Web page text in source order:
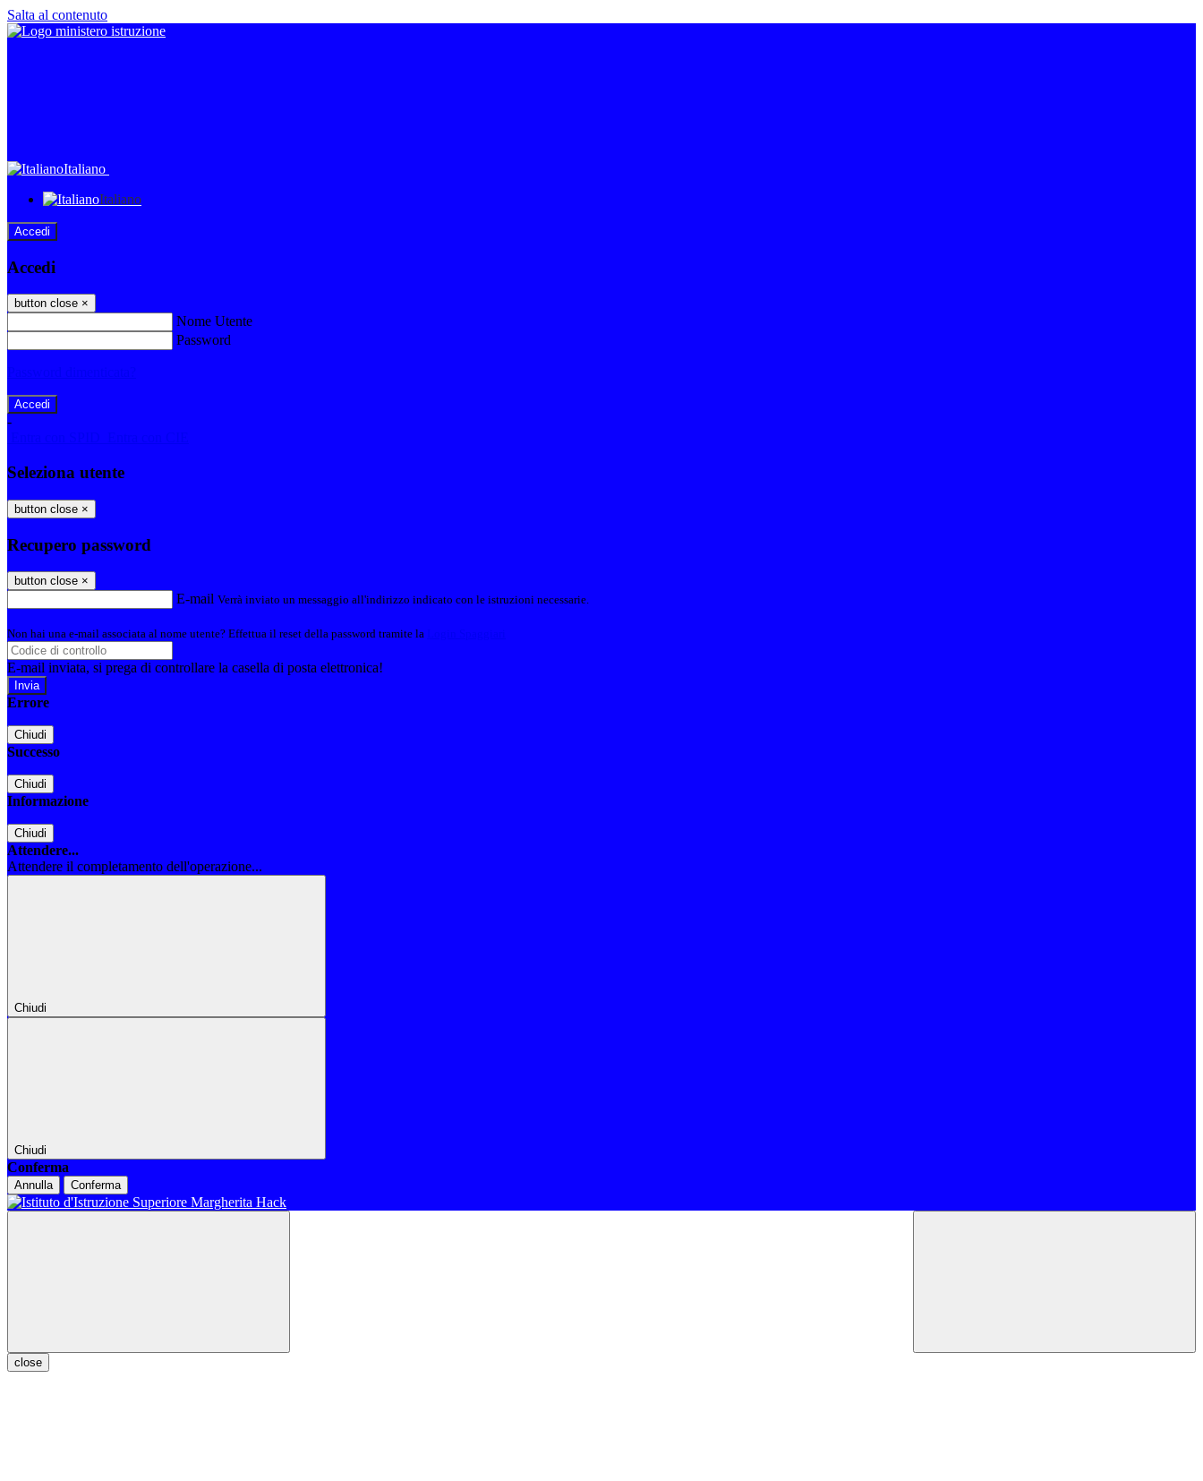
Salta al contenuto
Italiano
Italiano
Accedi
Accedi
button close ×
Nome Utente
Password
-
Seleziona utente
button close ×
Recupero password
button close ×
E-mail Verrà inviato un messaggio all'indirizzo indicato con le istruzioni necessarie.
Non hai una e-mail associata al nome utente? Effettua il reset della password tramite la
E-mail inviata, si prega di controllare la casella di posta elettronica!
Errore
Chiudi
Successo
Chiudi
Informazione
Chiudi
Attendere...
Attendere il completamento dell'operazione...
Chiudi
Chiudi
Conferma
Annulla Conferma
close